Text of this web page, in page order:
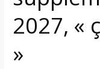
2027, «
»
continuer
»